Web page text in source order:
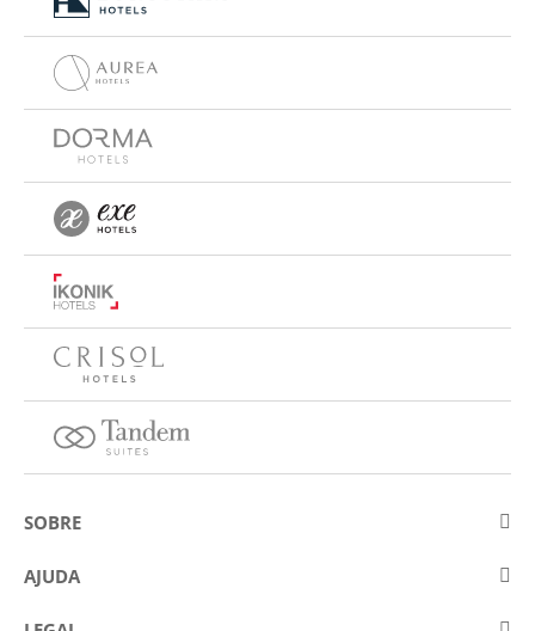
SOBRE
Sobre a Eurostars Hotel Company
AJUDA
Contactar